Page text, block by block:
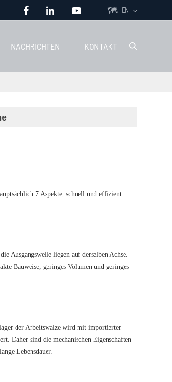
 EN

NACHRICHTEN KONTAKT
7 Aspekte, schnell und effizient
Ausgangswelle liegen auf derselben Achse.
Bauweise, geringes Volumen und geringes
der Arbeitswalze wird mit importierter
Daher sind die mechanischen Eigenschaften
Lebensdauer.